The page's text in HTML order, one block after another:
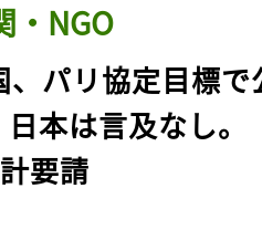
・NGO
、パリ協定目標で
本は言及なし。
要請